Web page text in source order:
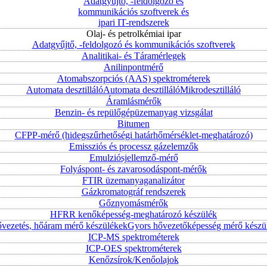
kommunikációs szoftverek és
ipari IT-rendszerek
Olaj- és petrolkémiai ipar
Adatgyűjtő, -feldolgozó és kommunikációs szoftverek
Analitikai- és Táramérlegek
Anilinpontmérő
Atomabszorpciós (AAS) spektrométerek
Automata desztillálóAutomata desztillálóMikrodesztilláló
Áramlásmérők
Benzin- és repülőgépüzemanyag vizsgálat
Bitumen
CFPP-mérő (hidegszűrhetőségi határhőmérséklet-meghatározó)
Emissziós és processz gázelemzők
Emulziósjellemző-mérő
Folyáspont- és zavarosodáspont-mérők
FTIR üzemanyaganalizátor
Gázkromatográf rendszerek
Gőznyomásmérők
HFRR kenőképesség-meghatározó készülék
hőáram mérő készülékekGyors hővezetőképesség mérő
ICP-MS spektrométerek
ICP-OES spektrométerek
Kenőzsírok/Kenőolajok